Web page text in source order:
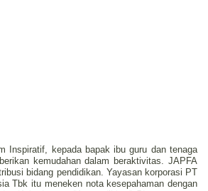
Inspiratif, kepada bapak ibu guru dan tenaga
kemudahan dalam beraktivitas. JAPFA
bidang pendidikan. Yayasan korporasi PT
Tbk itu meneken nota kesepahaman dengan